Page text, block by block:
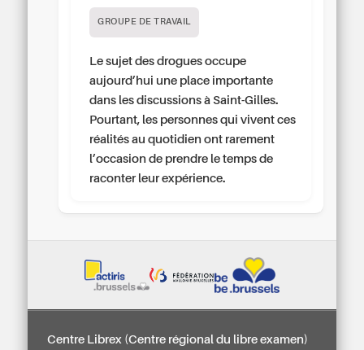
GROUPE DE TRAVAIL
Le sujet des drogues occupe
aujourd’hui une place importante
dans les discussions à Saint-Gilles.
Pourtant, les personnes qui vivent ces
réalités au quotidien ont rarement
l’occasion de prendre le temps de
raconter leur expérience.
Centre Librex (Centre régional du libre examen)